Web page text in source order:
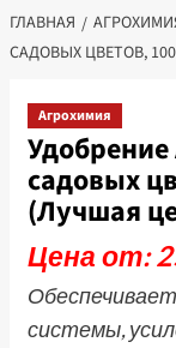
ГЛАВНАЯ
САДОВЫХ ЦВЕТОВ,
Агрохимия
Удобрение
садовых
(Лучшая
Цена от:
системы,